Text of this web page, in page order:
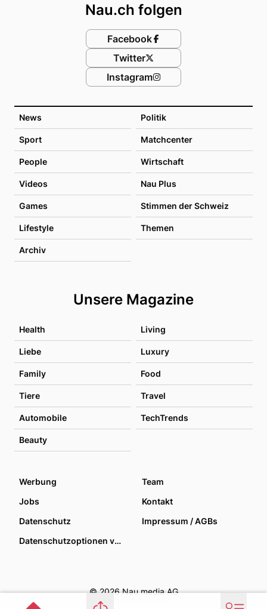
News Politik
Sport Matchcenter
People Wirtschaft
Videos Nau Plus
Games Stimmen der Schweiz
Lifestyle Themen
Archiv
Unsere Magazine
Health Living
Liebe Luxury
Family Food
Tiere Travel
Automobile TechTrends
Beauty
Nau.ch folgen
Facebook
Twitter
Instagram
Werbung
Team
Jobs
Kontakt
Datenschutz
Impressum / AGBs
Datenschutzoptionen verwalten
© 2026 Nau media AG